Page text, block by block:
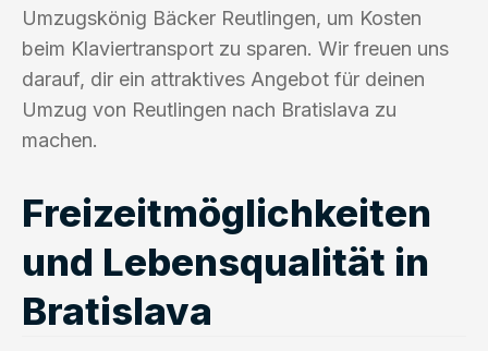
Umzugskönig Bäcker Reutlingen, um Kosten
beim Klaviertransport zu sparen. Wir freuen uns
darauf, dir ein attraktives Angebot für deinen
Umzug von Reutlingen nach Bratislava zu
machen.
Freizeitmöglichkeiten
und Lebensqualität in
Bratislava